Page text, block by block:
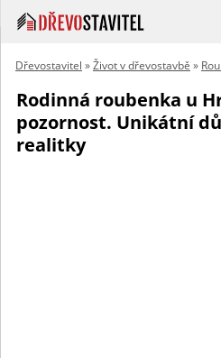
Dřevostavitel »Život v dřevostavbě »
Rodinná roubenka u
pozornost. Unikátní
realitky